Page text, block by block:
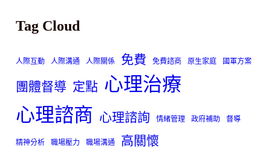
Tag Cloud
人際互動 人際溝通 人際關係 免費 免費諮商 原生家庭 國軍方案
團體督導 定點 心理治療
心理諮商 心理諮詢 情緒管理 政府補助 督導
精神分析 職場壓力 職場溝通 高關懷